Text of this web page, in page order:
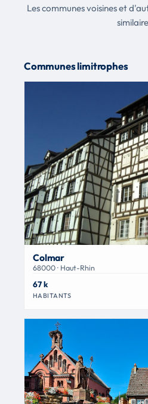
Les communes voisines et
Communes limitrophes
Colmar
68000 · Haut-Rhin
67 k
HABITANTS